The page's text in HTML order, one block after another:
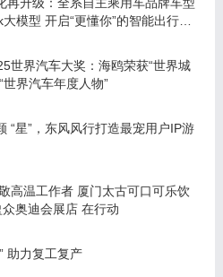
模型 开启“更懂你”的智能出行时
世界汽车大奖：海鸥荣获“世界城
世界汽车年度人物”
“星”，东风风行打造最宠用户IP游
奥迪会展店 在行动
助力复工复产